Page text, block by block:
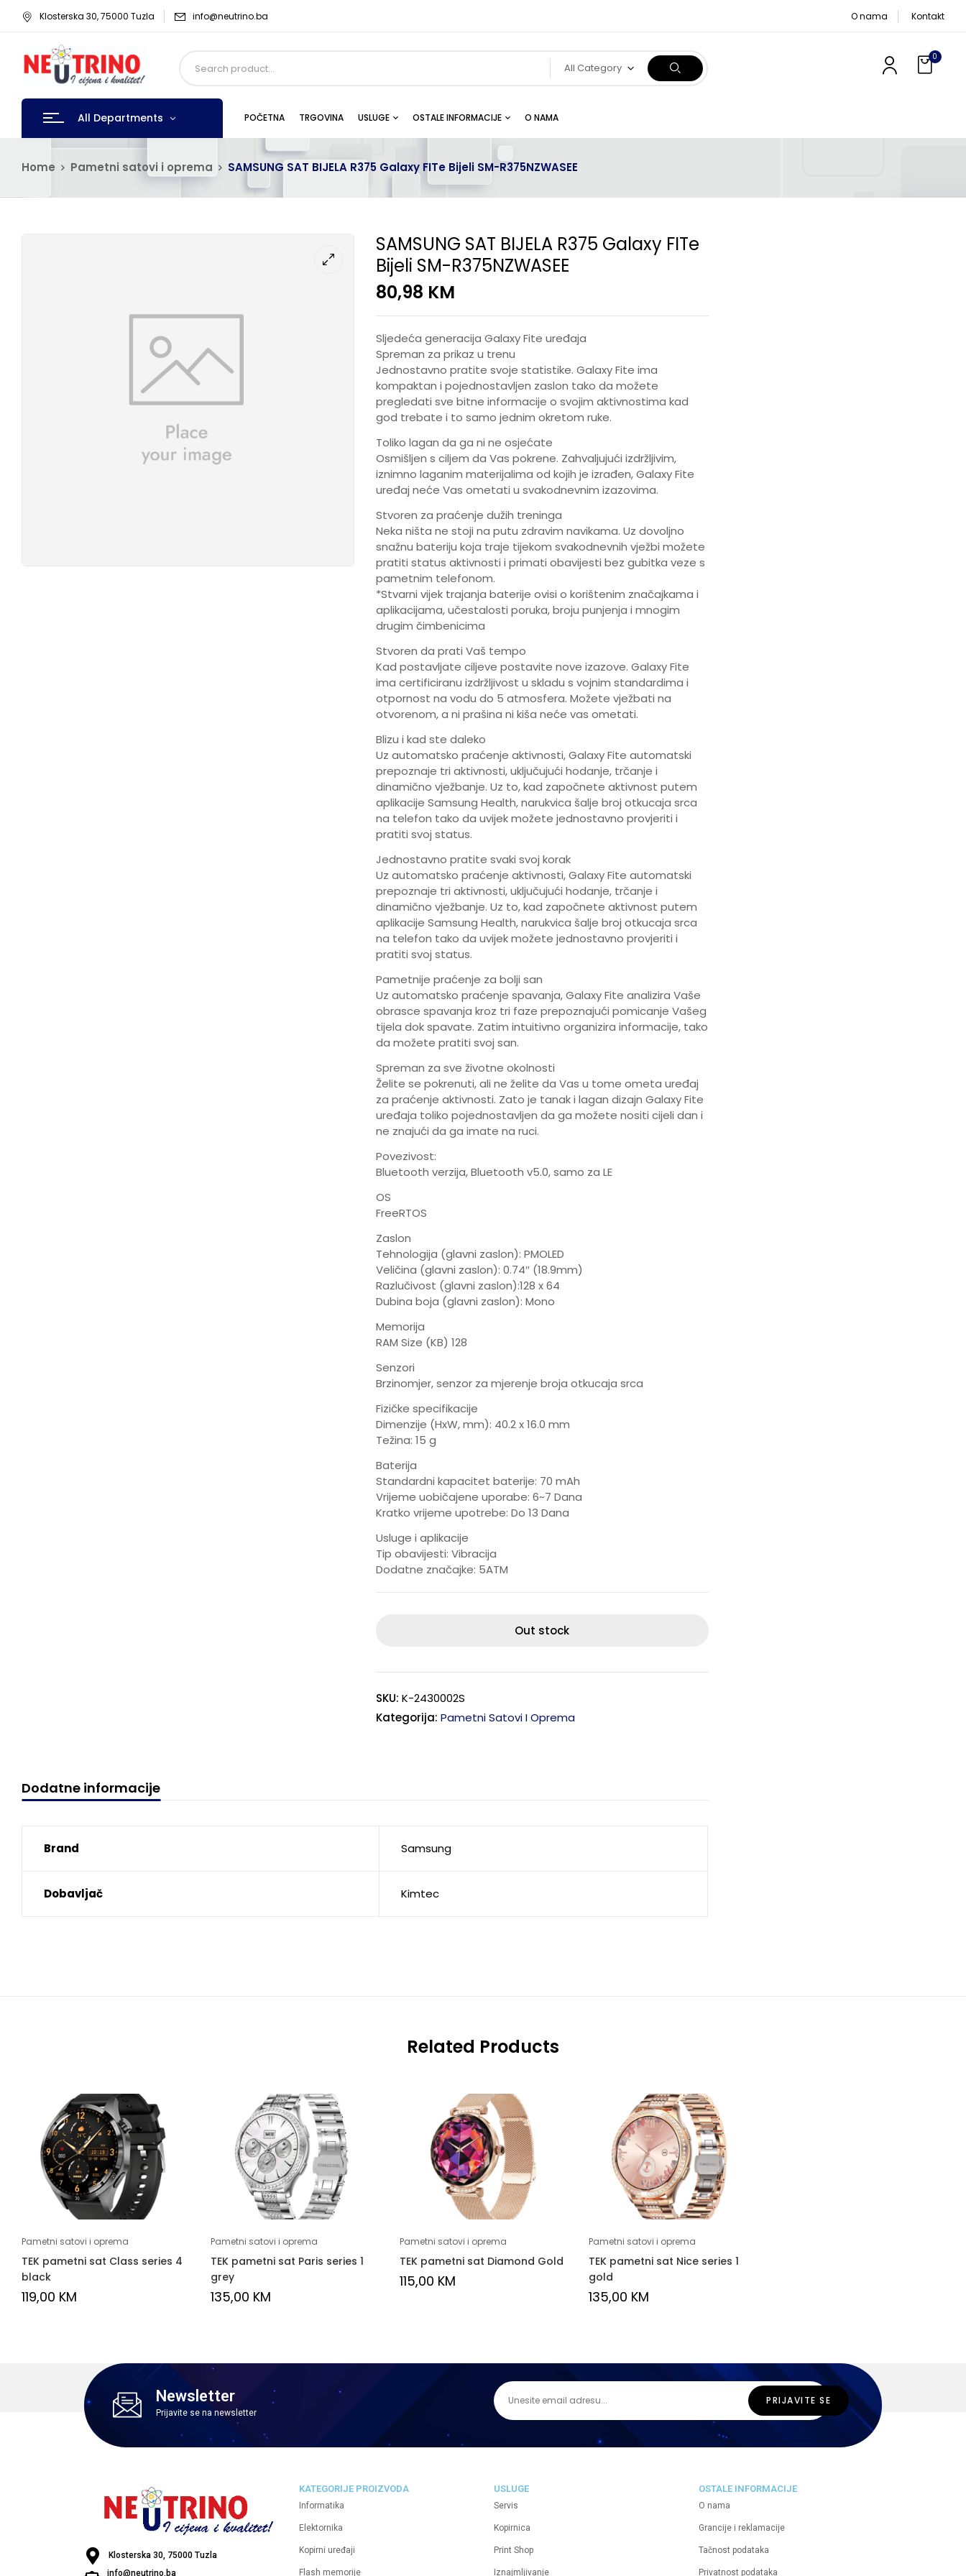
Klosterska 30, 75000 Tuzla info@neutrino.ba O nama Kontakt
All Category
0
All Departments POČETNA TRGOVINA USLUGE OSTALE INFORMACIJE O NAMA
Home Pametni satovi i oprema SAMSUNG SAT BIJELA R375 Galaxy FITe Bijeli SM-R375NZWASEE
SAMSUNG SAT BIJELA R375 Galaxy FITe
Bijeli SM-R375NZWASEE
80,98 KM
Sljedeća generacija Galaxy Fite uređaja
Spreman za prikaz u trenu
Jednostavno pratite svoje statistike. Galaxy Fite ima
kompaktan i pojednostavljen zaslon tako da možete
pregledati sve bitne informacije o svojim aktivnostima kad
god trebate i to samo jednim okretom ruke.
Toliko lagan da ga ni ne osjećate
Osmišljen s ciljem da Vas pokrene. Zahvaljujući izdržljivim,
iznimno laganim materijalima od kojih je izrađen, Galaxy Fite
uređaj neće Vas ometati u svakodnevnim izazovima.
Stvoren za praćenje dužih treninga
Neka ništa ne stoji na putu zdravim navikama. Uz dovoljno
snažnu bateriju koja traje tijekom svakodnevnih vježbi možete
pratiti status aktivnosti i primati obavijesti bez gubitka veze s
pametnim telefonom.
*Stvarni vijek trajanja baterije ovisi o korištenim značajkama i
aplikacijama, učestalosti poruka, broju punjenja i mnogim
drugim čimbenicima
Stvoren da prati Vaš tempo
Kad postavljate ciljeve postavite nove izazove. Galaxy Fite
ima certificiranu izdržljivost u skladu s vojnim standardima i
otpornost na vodu do 5 atmosfera. Možete vježbati na
otvorenom, a ni prašina ni kiša neće vas ometati.
Blizu i kad ste daleko
Uz automatsko praćenje aktivnosti, Galaxy Fite automatski
prepoznaje tri aktivnosti, uključujući hodanje, trčanje i
dinamično vježbanje. Uz to, kad započnete aktivnost putem
aplikacije Samsung Health, narukvica šalje broj otkucaja srca
na telefon tako da uvijek možete jednostavno provjeriti i
pratiti svoj status.
Jednostavno pratite svaki svoj korak
Uz automatsko praćenje aktivnosti, Galaxy Fite automatski
prepoznaje tri aktivnosti, uključujući hodanje, trčanje i
dinamično vježbanje. Uz to, kad započnete aktivnost putem
aplikacije Samsung Health, narukvica šalje broj otkucaja srca
na telefon tako da uvijek možete jednostavno provjeriti i
pratiti svoj status.
Pametnije praćenje za bolji san
Uz automatsko praćenje spavanja, Galaxy Fite analizira Vaše
obrasce spavanja kroz tri faze prepoznajući pomicanje Vašeg
tijela dok spavate. Zatim intuitivno organizira informacije, tako
da možete pratiti svoj san.
Spreman za sve životne okolnosti
Želite se pokrenuti, ali ne želite da Vas u tome ometa uređaj
za praćenje aktivnosti. Zato je tanak i lagan dizajn Galaxy Fite
uređaja toliko pojednostavljen da ga možete nositi cijeli dan i
ne znajući da ga imate na ruci.
Povezivost:
Bluetooth verzija, Bluetooth v5.0, samo za LE
OS
FreeRTOS
Zaslon
Tehnologija (glavni zaslon): PMOLED
Veličina (glavni zaslon): 0.74″ (18.9mm)
Razlučivost (glavni zaslon):128 x 64
Dubina boja (glavni zaslon): Mono
Memorija
RAM Size (KB) 128
Senzori
Brzinomjer, senzor za mjerenje broja otkucaja srca
Fizičke specifikacije
Dimenzije (HxW, mm): 40.2 x 16.0 mm
Težina: 15 g
Baterija
Standardni kapacitet baterije: 70 mAh
Vrijeme uobičajene uporabe: 6~7 Dana
Kratko vrijeme upotrebe: Do 13 Dana
Usluge i aplikacije
Tip obavijesti: Vibracija
Dodatne značajke: 5ATM
Out stock
SKU: K-2430002S
Kategorija: Pametni Satovi I Oprema
Dodatne informacije
Brand Samsung
Dobavljač Kimtec
Related Products
Pametni satovi i oprema
TEK pametni sat Class series 4
black
119,00 KM
Pametni satovi i oprema
TEK pametni sat Paris series 1
grey
135,00 KM
Pametni satovi i oprema
TEK pametni sat Diamond Gold
115,00 KM
Pametni satovi i oprema
TEK pametni sat Nice series 1
gold
135,00 KM
Newsletter
Prijavite se na newsletter
Klosterska 30, 75000 Tuzla
info@neutrino.ba
KATEGORIJE PROIZVODA
Informatika
Elektornika
Kopirni uređaji
Flash memorije
USLUGE
Servis
Kopirnica
Print Shop
Iznajmljivanje
OSTALE INFORMACIJE
O nama
Grancije i reklamacije
Tačnost podataka
Privatnost podataka